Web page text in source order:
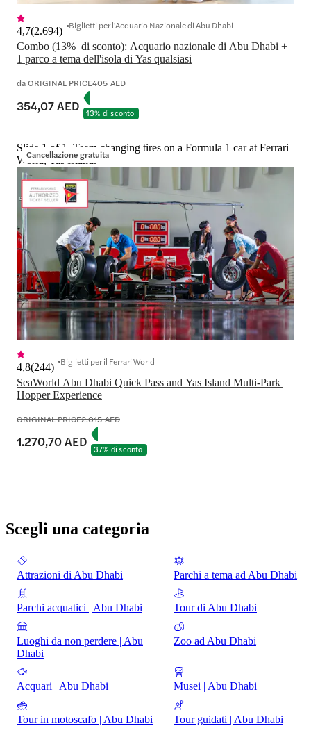
Combo (13%  di sconto): Acquario nazionale di Abu Dhabi +
1 parco a tema dell'isola di Yas qualsiasi
4,7(2.694) Biglietti per l'Acquario Nazionale di Abu Dhabi
daORIGINAL PRICE405 AED
354,07 AED 13% di sconto
Cancellazione gratuita
Slide 1 of 1, Team changing tires on a Formula 1 car at Ferrari
World, Yas Island.
SeaWorld Abu Dhabi Quick Pass and Yas Island Multi-Park
Hopper Experience
4,8(244) Biglietti per il Ferrari World
ORIGINAL PRICE2.015 AED
1.270,70 AED 37% di sconto
Scegli una categoria
Attrazioni di Abu Dhabi Parchi a tema ad Abu Dhabi
Parchi acquatici | Abu Dhabi Tour di Abu Dhabi
Luoghi da non perdere | Abu
Dhabi
Zoo ad Abu Dhabi
Acquari | Abu Dhabi Musei | Abu Dhabi
Tour in motoscafo | Abu Dhabi Tour guidati | Abu Dhabi